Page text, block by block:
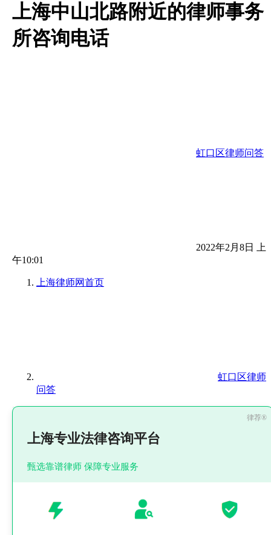
上海中山北路附近的律师事务
所咨询电话
虹口区律师问答
2022年2月8日 上
午10:01
上海律师网首页
虹口区律师
问答
上海专业法律咨询平台
甄选靠谱律师 保障专业服务